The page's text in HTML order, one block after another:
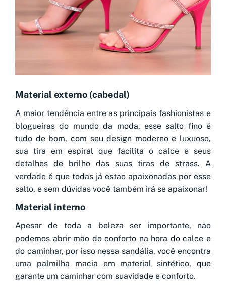
Material externo (cabedal)
A maior tendência entre as principais fashionistas e
blogueiras do mundo da moda, esse salto fino é
tudo de bom, com seu design moderno e luxuoso,
sua tira em espiral que facilita o calce e seus
detalhes de brilho das suas tiras de strass. A
verdade é que todas já estão apaixonadas por esse
salto, e sem dúvidas você também irá se apaixonar!
Material interno
Apesar de toda a beleza ser importante, não
podemos abrir mão do conforto na hora do calce e
do caminhar, por isso nessa sandália, você encontra
uma palmilha macia em material sintético, que
garante um caminhar com suavidade e conforto.